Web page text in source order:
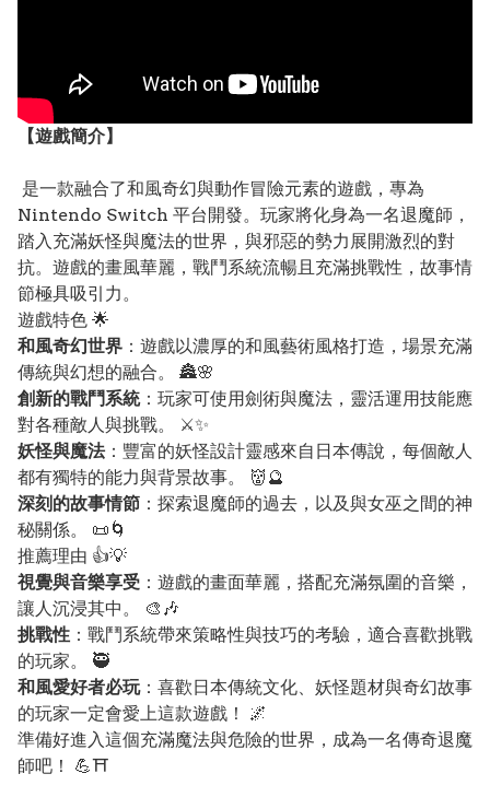
【遊戲簡介】
是一款融合了和風奇幻與動作冒險元素的遊戲，專為
Nintendo Switch 平台開發。玩家將化身為一名退魔師，
踏入充滿妖怪與魔法的世界，與邪惡的勢力展開激烈的對
抗。遊戲的畫風華麗，戰鬥系統流暢且充滿挑戰性，故事情
節極具吸引力。
遊戲特色 🌟
和風奇幻世界 ：遊戲以濃厚的和風藝術風格打造，場景充滿
傳統與幻想的融合。 🏯🌸
創新的戰鬥系統：玩家可使用劍術與魔法，靈活運用技能應
對各種敵人與挑戰。 ⚔️✨
妖怪與魔法：豐富的妖怪設計靈感來自日本傳說，每個敵人
都有獨特的能力與背景故事。 👹🔮
深刻的故事情節 ：探索退魔師的過去，以及與女巫之間的神
秘關係。 📜🌀
推薦理由 👍💡
視覺與音樂享受 ：遊戲的畫面華麗，搭配充滿氛圍的音樂，
讓人沉浸其中。 🎨🎶
挑戰性 ：戰鬥系統帶來策略性與技巧的考驗，適合喜歡挑戰
的玩家。 🥷
和風愛好者必玩：喜歡日本傳統文化、妖怪題材與奇幻故事
的玩家一定會愛上這款遊戲！ 🌌
準備好進入這個充滿魔法與危險的世界，成為一名傳奇退魔
師吧！ 💪⛩️